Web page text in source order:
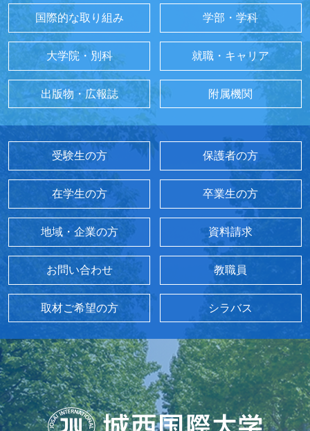
国際的な取り組み 学部・学科
大学院・別科 就職・キャリア
出版物・広報誌 附属機関
受験生の方 保護者の方
在学生の方 卒業生の方
地域・企業の方 資料請求
お問い合わせ 教職員
取材ご希望の方 シラバス